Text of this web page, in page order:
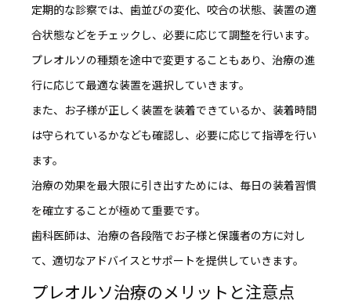
定期的な診察では、歯並びの変化、咬合の状態、装置の適
合状態などをチェックし、必要に応じて調整を行います。
プレオルソの種類を途中で変更することもあり、 治療の進
行に応じて最適な装置を選択 していきます。
また、お子様が正しく装置を装着できているか、装着時間
は守られているかなども確認し、必要に応じて指導を行い
ます。
治療の効果を最大限に引き出すためには、 毎日の装着習慣
を確立することが極めて重要です。
歯科医師は、治療の各段階でお子様と保護者の方に対し
て、適切なアドバイスとサポートを提供していきます。
プレオルソ治療のメリットと注意点